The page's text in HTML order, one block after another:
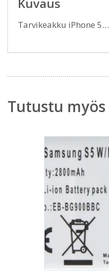
Tarvikeakku iPhone 5…
Tutustu myös